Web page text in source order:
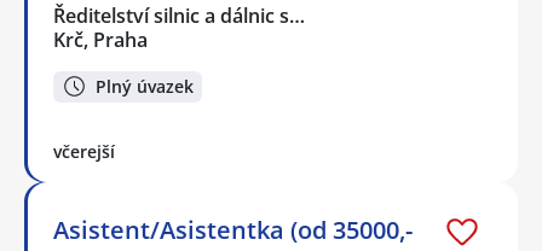
Ředitelství silnic a dálnic s…
Krč, Praha
Plný úvazek
včerejší
Asistent/Asistentka (od 35000,-